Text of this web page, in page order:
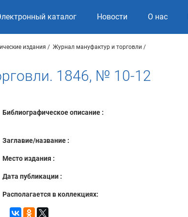
каталог Новости О нас
издания Журнал мануфактур и торговли
1846, № 10-12
Библиографическое описание :
Заглавие/название :
Место издания :
Дата публикации :
Располагается в коллекциях: